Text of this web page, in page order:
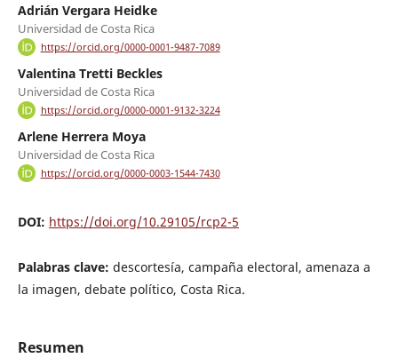
Adrián Vergara Heidke
Universidad de Costa Rica
https://orcid.org/0000-0001-9487-7089
Valentina Tretti Beckles
Universidad de Costa Rica
https://orcid.org/0000-0001-9132-3224
Arlene Herrera Moya
Universidad de Costa Rica
https://orcid.org/0000-0003-1544-7430
DOI: https://doi.org/10.29105/rcp2-5
Palabras clave: descortesía, campaña electoral, amenaza a
la imagen, debate político, Costa Rica.
Resumen